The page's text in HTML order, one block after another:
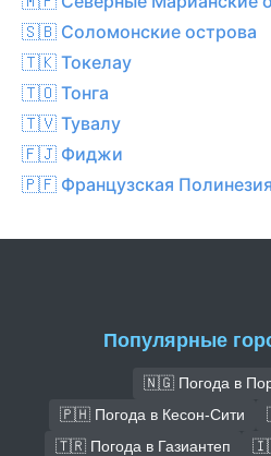
🇸🇧 Соломонские острова
🇹🇰 Токелау
🇹🇴 Тонга
🇹🇻 Тувалу
🇫🇯 Фиджи
🇵🇫 Французская Полинезия
Популярные
🇳🇬 Погода в
🇵🇭 Погода в Кесон-Сити
🇹🇷 Погода в Газиантеп